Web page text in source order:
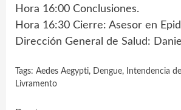
Hora 16:00 Conclusiones.
Hora 16:30 Cierre: Asesor en
Dirección General de Salud:
Tags: Aedes Aegypti, Dengue, Intendencia
Livramento